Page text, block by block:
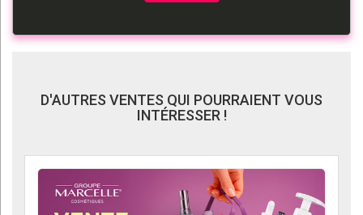
D'AUTRES VENTES QUI POURRAIENT VOUS
INTÉRESSER !